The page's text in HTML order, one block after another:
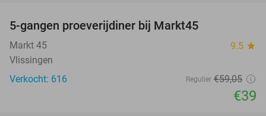
5-gangen proeverijdiner bij Markt45
Markt 45 9.5 star
Vlissingen
Verkocht: 616
Regulier €59,05
€39